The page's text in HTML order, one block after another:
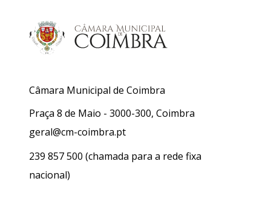
Câmara Municipal de Coimbra
Praça 8 de Maio - 3000-300, Coimbra
geral@cm-coimbra.pt
239 857 500 (chamada para a rede fixa
nacional)